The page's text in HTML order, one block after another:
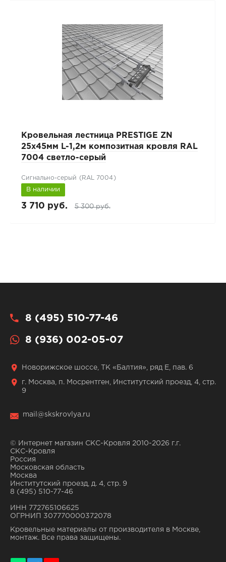
Кровельная лестница PRESTIGE ZN
25x45мм L-1,2м композитная кровля RAL
7004 светло-серый
Сигнально-серый (RAL 7004)
В наличии
3 710 руб. 5 300 руб.
8 (495) 510-77-46
8 (936) 002-05-07
Новорижское шоссе, ТК «Балтия», ряд Е, пав. 6
г. Москва, п. Мосрентген, Институтский проезд, 4, стр.
9
mail@skskrovlya.ru
© Интернет магазин СКС-Кровля 2010-2026 г.г.
СКС-Кровля
Россия
Московская область
Москва
Институтский проезд, д. 4, стр. 9
8 (495) 510-77-46
ИНН 772765106625
ОГРНИП 307770000372078
Кровельные материалы от производителя в Москве,
монтаж. Все права защищены.